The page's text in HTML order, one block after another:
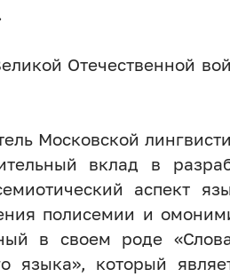
Отечественной
Московской
вклад в
аспект
полисемии и
в своем роде
языка», который